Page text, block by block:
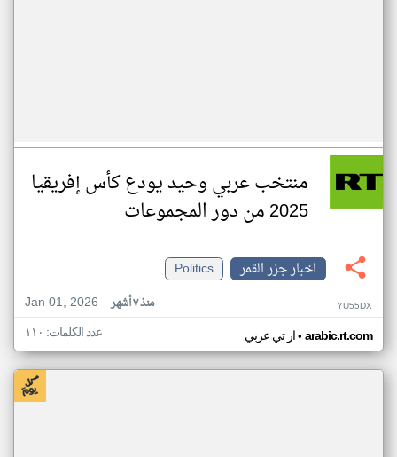
منتخب عربي وحيد يودع كأس إفريقيا
2025 من دور المجموعات
اخبار جزر القمر
Politics
Jan 01, 2026
منذ ٧ أشهر YU55DX
ار تي عربي• arabic.rt.com عدد الكلمات: ١١٠